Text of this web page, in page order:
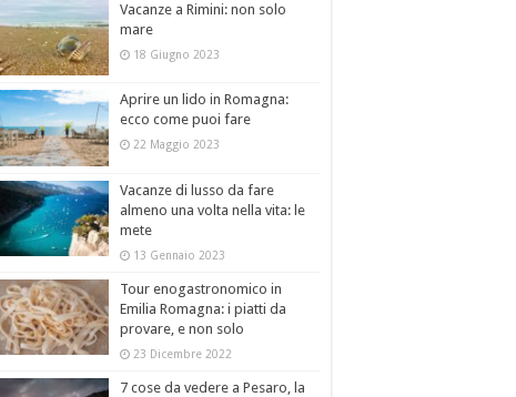
Vacanze a Rimini: non solo
mare
18 Giugno 2023
Aprire un lido in Romagna:
ecco come puoi fare
22 Maggio 2023
Vacanze di lusso da fare
almeno una volta nella vita: le
mete
13 Gennaio 2023
Tour enogastronomico in
Emilia Romagna: i piatti da
provare, e non solo
23 Dicembre 2022
7 cose da vedere a Pesaro, la